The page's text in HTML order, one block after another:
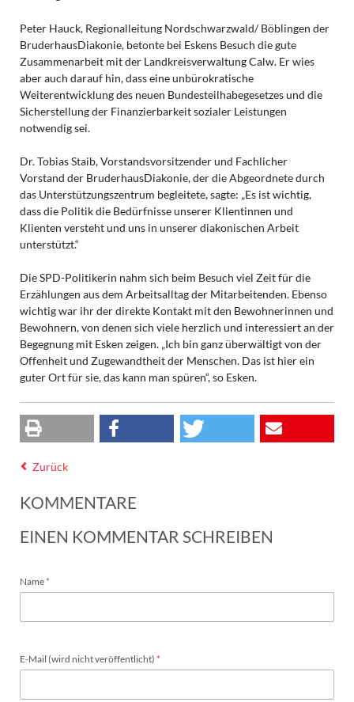
Peter Hauck, Regionalleitung Nordschwarzwald/ Böblingen der
BruderhausDiakonie, betonte bei Eskens Besuch die gute
Zusammenarbeit mit der Landkreisverwaltung Calw. Er wies
aber auch darauf hin, dass eine unbürokratische
Weiterentwicklung des neuen Bundesteilhabegesetzes und die
Sicherstellung der Finanzierbarkeit sozialer Leistungen
notwendig sei.
Dr. Tobias Staib, Vorstandsvorsitzender und Fachlicher
Vorstand der BruderhausDiakonie, der die Abgeordnete durch
das Unterstützungszentrum begleitete, sagte: „Es ist wichtig,
dass die Politik die Bedürfnisse unserer Klientinnen und
Klienten versteht und uns in unserer diakonischen Arbeit
unterstützt.“
Die SPD-Politikerin nahm sich beim Besuch viel Zeit für die
Erzählungen aus dem Arbeitsalltag der Mitarbeitenden. Ebenso
wichtig war ihr der direkte Kontakt mit den Bewohnerinnen und
Bewohnern, von denen sich viele herzlich und interessiert an der
Begegnung mit Esken zeigen. „Ich bin ganz überwältigt von der
Offenheit und Zugewandtheit der Menschen. Das ist hier ein
guter Ort für sie, das kann man spüren“, so Esken.
Zurück
KOMMENTARE
EINEN KOMMENTAR SCHREIBEN
Pflichtfeld
Name*
Pflichtfeld
E-Mail (wird nicht veröffentlicht) *